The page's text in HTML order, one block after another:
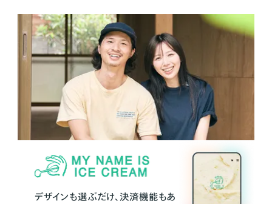
デザインも選ぶだけ、決済機能もあ